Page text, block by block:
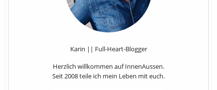
Karin || Full-Heart-Blogger
Herzlich willkommen auf InnenAussen.
Seit 2008 teile ich mein Leben mit euch.